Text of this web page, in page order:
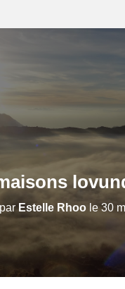
Estelle Rhoole30